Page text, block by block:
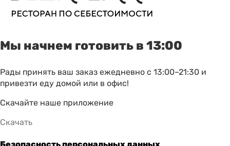
Мы начнем готовить в 13:00
Рады принять ваш заказ ежедневно с 13:00–21:30 и
привезти еду домой или в офис!
Скачайте наше приложение
Скачать